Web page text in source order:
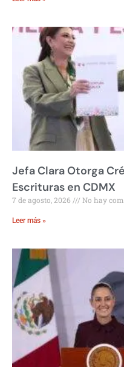
Jefa Clara Otorga
Escrituras en CDMX
7 de agosto, 2026 No hay
Leer más »